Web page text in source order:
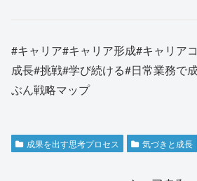
#キャリア#キャリア形成#キャリア
成長#挑戦#学び続ける#日常業務で
ぶん戦略マップ
成果を出す思考プロセス 気づきと成長